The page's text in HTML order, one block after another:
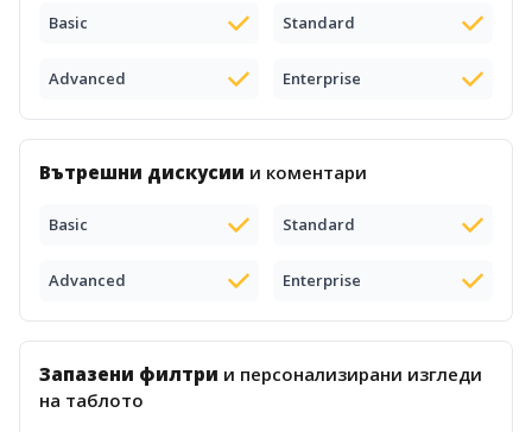
Basic Standard
Advanced Enterprise
Вътрешни дискусии и коментари
Basic Standard
Advanced Enterprise
Запазени филтри и персонализирани изгледи
на таблото